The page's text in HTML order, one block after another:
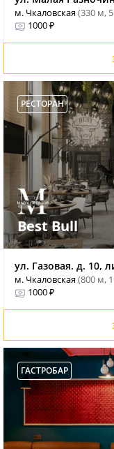
м. Чкаловская(330 м,
1000 ₽
РЕСТОРАН
Best Bull
ул. Газовая. д. 10,
м. Чкаловская(800 м,
1000 ₽
ГАСТРОБАР